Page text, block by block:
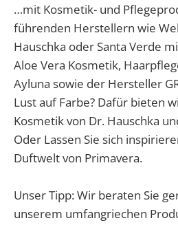
…mit Kosmetik- und
führenden Herstellern wie
Hauschka oder Santa Verde
Aloe Vera Kosmetik,
Ayluna sowie der Hersteller
Lust auf Farbe? Dafür bieten
Kosmetik von Dr. Hauschka
Oder Lassen Sie sich
Duftwelt von Primavera.
Unser Tipp: Wir beraten Sie
unserem umfangriechen